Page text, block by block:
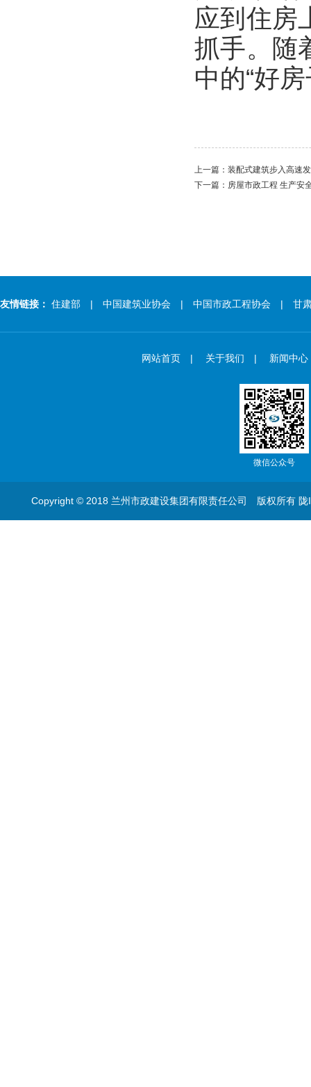
应到住房
抓手。随
中的“好房
上一篇： 装配式建筑步入高速
下一篇： 房屋市政工程 生产安
友情链接： 住建部 | 中国建筑业协会 | 中国市政工程协会 | 甘肃
网站首页 | 关于我们 | 新闻中心
微信公众号
Copyright © 2018 兰州市政建设集团有限责任公司 版权所有